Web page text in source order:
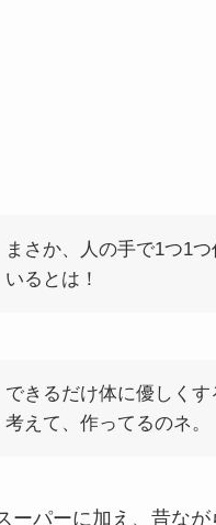
まさか、人の手で1つ1
いるとは！
できるだけ体に優しくす
考えて、作ってるのネ。
ーパーに加え、昔な